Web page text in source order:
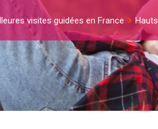
visites guidées en France